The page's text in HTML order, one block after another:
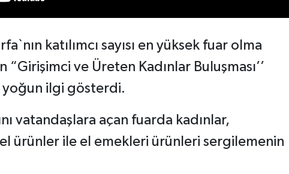
katılımcı sayısı en yüksek fuar olma
ve Üreten Kadınlar Buluşması’’
yoğun ilgi gösterdi.
vatandaşlara açan fuarda kadınlar,
ürünler ile el emekleri ürünleri sergilemenin